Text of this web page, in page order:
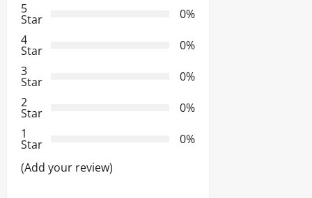
i
ó
n
d
e
e
5
Star
0%
4
Star
0%
3
Star
0%
2
Star
0%
1
Star
0%
(Add your review)